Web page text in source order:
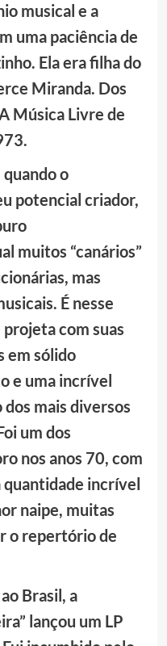
musical e a
uma paciência de
Ela era filha do
Miranda. Dos
Música Livre de
quando o
potencial criador,
muitos “canários”
mas
É nesse
com suas
em sólido
e uma incrível
mais diversos
um dos
nos anos 70, com
quantidade incrível
naipe, muitas
o repertório de
Brasil, a
lançou um LP